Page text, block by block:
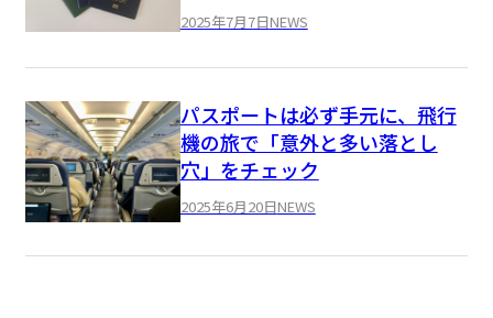
2025年7月7日NEWS
パスポートは必ず手元に、飛行
機の旅で「意外と多い落とし
穴」をチェック
2025年6月20日NEWS